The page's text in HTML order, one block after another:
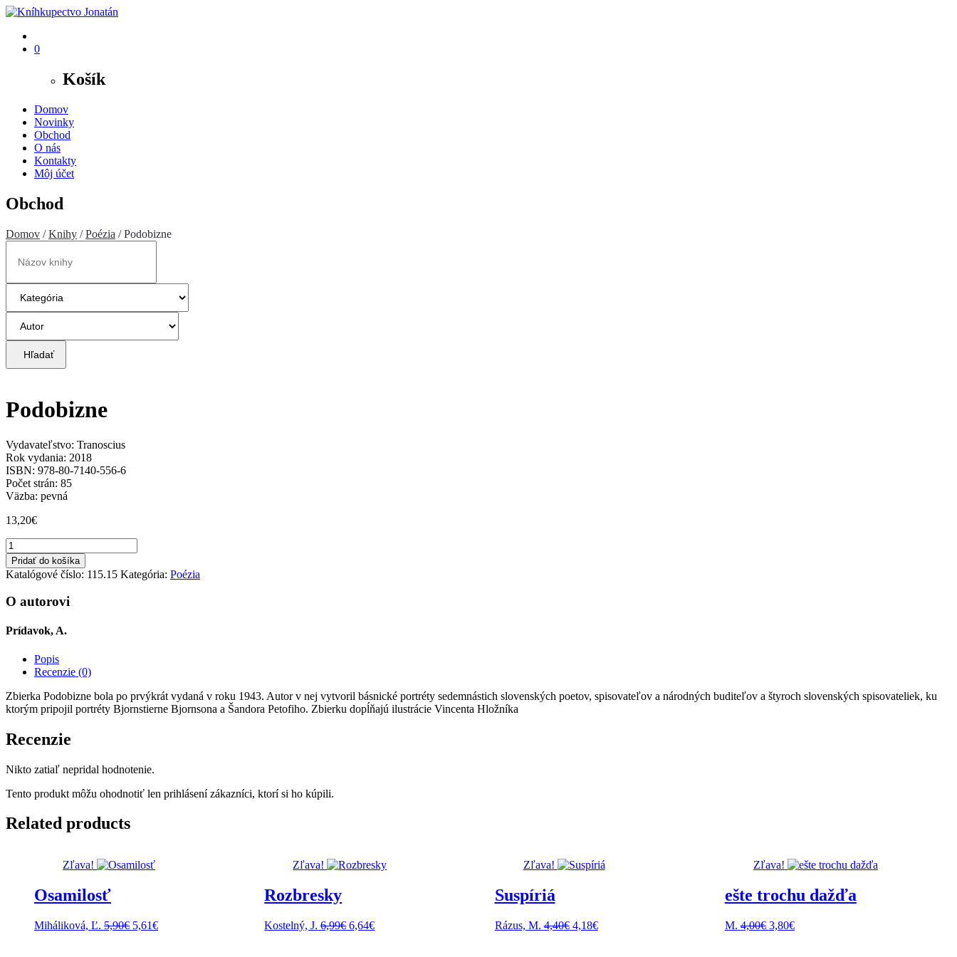
0
Košík
Domov
Novinky
Obchod
O nás
Kontakty
Môj účet
Obchod
Domov /Knihy /Poézia / Podobizne
Hľadať
Podobizne
Vydavateľstvo: Tranoscius
Rok vydania: 2018
ISBN: 978-80-7140-556-6
Počet strán: 85
Väzba: pevná
13,20€
množstvo
Podobizne
Pridať do košíka
Katalógové číslo: 115.15 Kategória: Poézia
O autorovi
Prídavok, A.
Popis
Recenzie (0)
Zbierka Podobizne bola po prvýkrát vydaná v roku 1943. Autor v nej vytvoril básnické portréty sedemnástich slovenských poetov, spisovateľov a národných buditeľov a štyroch slovenských spisovateliek, ku
ktorým pripojil portréty Bjornstierne Bjornsona a Šandora Petofiho. Zbierku dopĺňajú ilustrácie Vincenta Hložníka
Recenzie
Nikto zatiaľ nepridal hodnotenie.
Tento produkt môžu ohodnotiť len prihlásení zákazníci, ktorí si ho kúpili.
Related products
Zľava!
Osamilosť
Miháliková, Ľ. 5,90€ Pôvodná
5,61€Aktuálna
Zľava!
Rozbresky
Kostelný, J. 6,99€ Pôvodná
6,64€Aktuálna
Zľava!
Suspíriá
Rázus, M. 4,40€ Pôvodná
4,18€Aktuálna
Zľava!
ešte trochu dažďa
M. 4,00€ Pôvodná
3,80€Aktuálna